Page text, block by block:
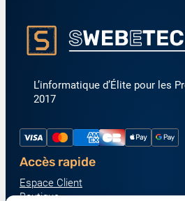
L’informatique d’Élite pour les
2017
Accès rapide
Espace Client
Boutique